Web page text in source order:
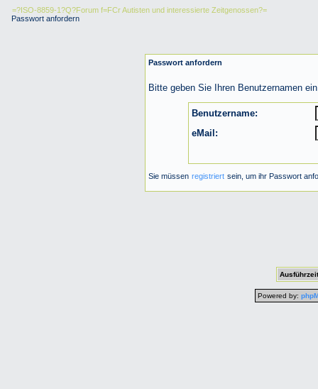
=?ISO-8859-1?Q?Forum f=FCr Autisten und interessierte Zeitgenossen?=
Passwort anfordern
Passwort anfordern
Bitte geben Sie Ihren Benutzernamen
Benutzername:
eMail:
Sie müssen registriert sein, um ihr Passwort
Powered by: